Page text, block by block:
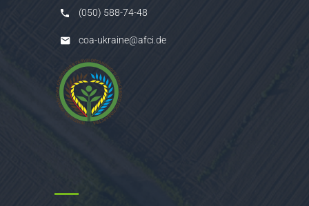
(050) 588-74-48
coa-ukraine@afci.de